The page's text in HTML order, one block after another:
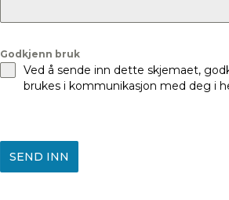
Godkjenn bruk
Ved å sende inn dette skjemaet,
brukes i kommunikasjon med deg i
SEND INN